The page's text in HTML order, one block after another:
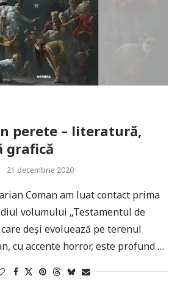
perete – literatură,
grafică
21 decembrie 2020
Coman am luat contact prima
volumului „Testamentul de
deși evoluează pe terenul
cu accente horror, este profund …